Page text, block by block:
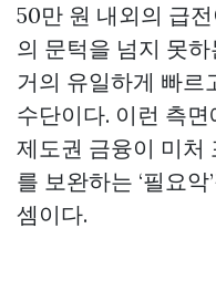
50만 원 내외의 급
의 문턱을 넘지 못
거의 유일하게 빠르
수단이다. 이런 측
제도권 금융이 미처
를 보완하는 ‘필요
셈이다.